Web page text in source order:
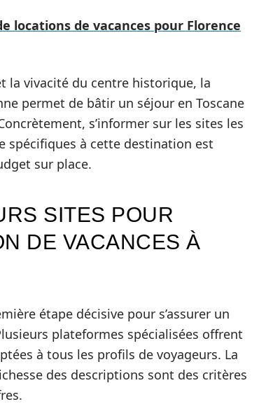
locations de vacances pour Florence
la vivacité du centre historique, la
permet de bâtir un séjour en Toscane
s’informer sur les sites les
spécifiques à cette destination est
sur place.
SITES POUR
DE VACANCES À
étape décisive pour s’assurer un
plateformes spécialisées offrent
à tous les profils de voyageurs. La
des descriptions sont des critères